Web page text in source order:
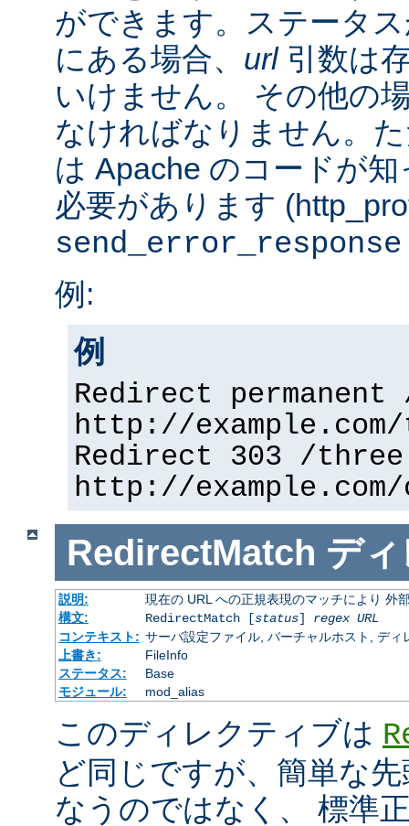
ができます。ステータ
にある場合、 url引数は
いけません。 その他の
なければなりません。
は Apache のコードが
必要があります
send_error_response
例:
例
Redirect permanent
http://example.com/
Redirect 303 /three
http://
RedirectMatch デ
説明:
現在の URL への正規表現のマッチにより 外
構文:
RedirectMatch [status] regex URL
コンテキスト: サーバ設定ファイル, バーチャルホスト, ディ
上書き:
FileInfo
ステータス:
Base
モジュール:
mod_alias
このディレクティブは
ど同じですが、簡単な
なうのではなく、 標準